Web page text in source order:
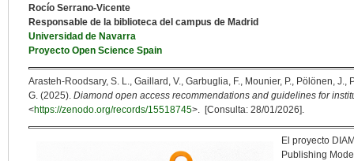
Rocío Serrano-Vicente
Responsable de la biblioteca del campus de Madrid
Universidad de Navarra
Proyecto Open Science Spain
Arasteh-Roodsary, S. L., Gaillard, V., Garbuglia, F., Mounier, P., Pölönen,
G. (2025). Diamond open access recommendations and guidelines for
<https://zenodo.org/records/15518745>. [Consulta: 28/01/2026].
El proyecto
Publishing